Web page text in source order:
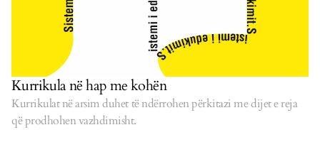
Kurrikula në hap me kohën
Kurrikulat në arsim duhet të ndërrohen përkitazi me dijet e reja
që prodhohen vazhdimisht.